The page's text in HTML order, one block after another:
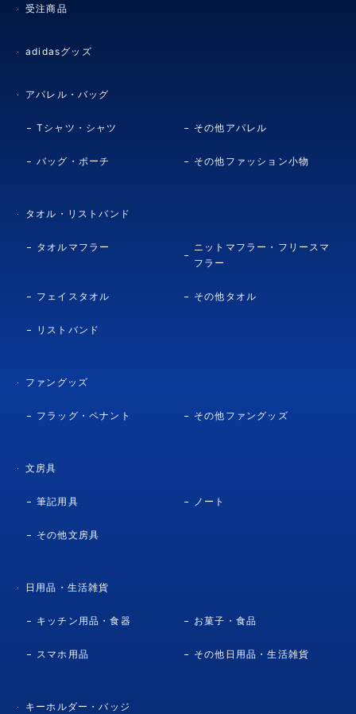
受注商品
adidasグッズ
アパレル・バッグ
Tシャツ・シャツ その他アパレル
バッグ・ポーチ その他ファッション小物
タオル・リストバンド
タオルマフラー
ニットマフラー・フリースマ
フラー
フェイスタオル その他タオル
リストバンド
ファングッズ
フラッグ・ペナント その他ファングッズ
文房具
筆記用具 ノート
その他文房具
日用品・生活雑貨
キッチン用品・食器 お菓子・食品
スマホ用品 その他日用品・生活雑貨
キーホルダー・バッジ